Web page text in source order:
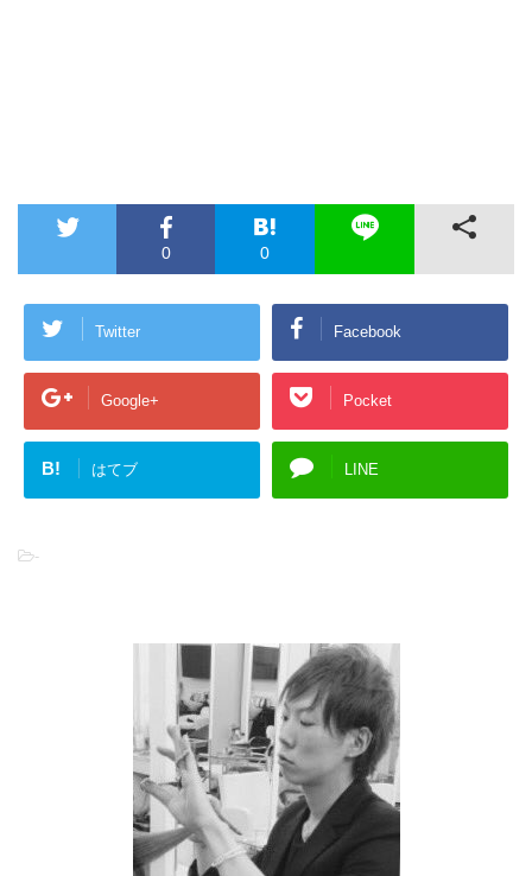
0 0
Twitter Facebook
Google+ Pocket
B! はてブ LINE
-